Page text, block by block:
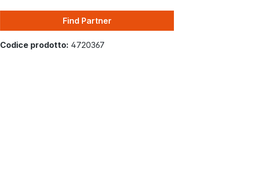
Find Partner
Codice prodotto: 4720367